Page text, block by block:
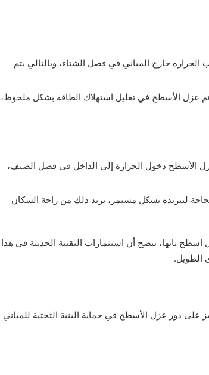
خارج المباني في فصل الشتاء، وبالتالي يتم
عزل الأسطح في تقليل استهلاك الطاقة بشكل ملحوظ،
الأسطح دخول الحرارة إلى الداخل في فصل الصيف،
لتبريده بشكل مستمر، يزيد ذلك من راحة السكان
بابها، يتضح أن استثمارات التقنية الحديثة في هذا
الطويل.
على دور عزل الأسطح في حماية البنية التحتية للمباني